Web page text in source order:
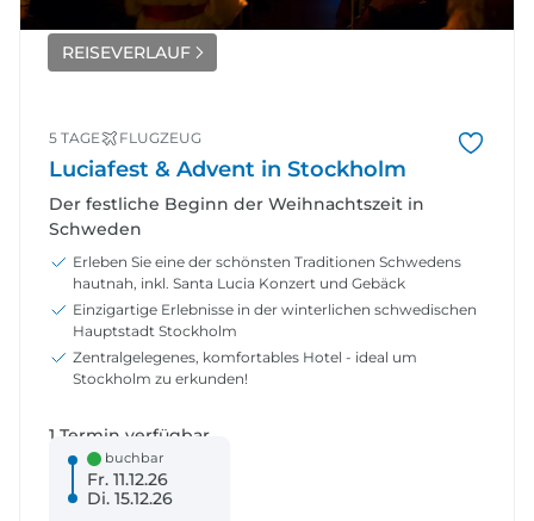
REISEVERLAUF
5 TAGE FLUGZEUG
Luciafest & Advent in Stockholm
Der festliche Beginn der Weihnachtszeit in
Schweden
Erleben Sie eine der schönsten Traditionen Schwedens
hautnah, inkl. Santa Lucia Konzert und Gebäck
Einzigartige Erlebnisse in der winterlichen schwedischen
Hauptstadt Stockholm
Zentralgelegenes, komfortables Hotel - ideal um
Stockholm zu erkunden!
buchbar
Fr. 11.12.26
Di. 15.12.26
1 Termin verfügbar